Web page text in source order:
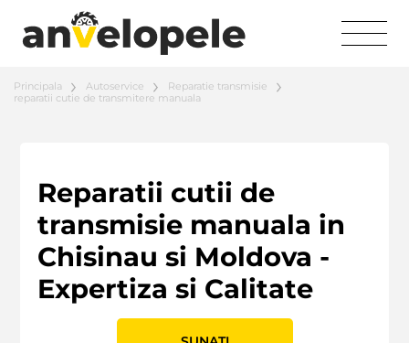
Principala Autoservice
Reparatie transmisie
reparatii cutie de transmitere manuala
Reparatii cutii de
transmisie manuala in
Chisinau si Moldova -
Expertiza si Calitate